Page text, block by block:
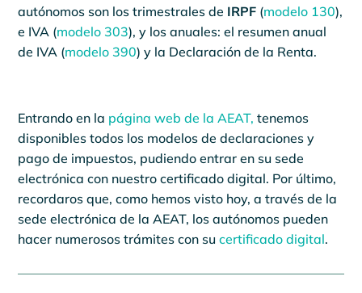
autónomos son los trimestrales de IRPF (modelo 130),
e IVA (modelo 303), y los anuales: el resumen anual
de IVA (modelo 390) y la Declaración de la Renta.
Entrando en la página web de la AEAT, tenemos
disponibles todos los modelos de declaraciones y
pago de impuestos, pudiendo entrar en su sede
electrónica con nuestro certificado digital. Por último,
recordaros que, como hemos visto hoy, a través de la
sede electrónica de la AEAT, los autónomos pueden
hacer numerosos trámites con sucertificado digital.